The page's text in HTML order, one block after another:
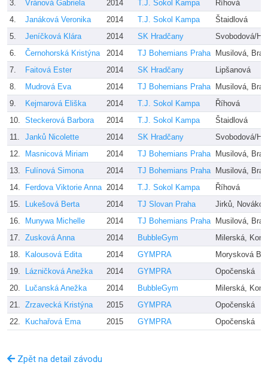
3.
Vránová Gabriela 2014 T.J. Sokol Kampa
Říhová
4.
Janáková Veronika 2014 T.J. Sokol Kampa
Štaidlová
5.
Jeníčková Klára 2014 SK Hradčany
Svobodová/
6.
Černohorská Kristýna 2014 TJ Bohemians Praha
Musilová,
7.
Faitová Ester 2014 SK Hradčany
Lipšanová
8.
Mudrová Eva 2014 TJ Bohemians Praha
Musilová,
9.
Kejmarová Eliška 2014 T.J. Sokol Kampa
Říhová
10. Steckerová Barbora 2014 T.J. Sokol Kampa
Štaidlová
11.
Janků Nicolette 2014 SK Hradčany
Svobodová/
12.
Masnicová Miriam 2014 TJ Bohemians Praha
Musilová,
13.
Fulínová Simona 2014 TJ Bohemians Praha
Musilová,
14.
Ferdova Viktorie Anna 2014 T.J. Sokol Kampa
Říhová
15.
Lukešová Berta 2014 TJ Slovan Praha
Jirků,
16.
Munywa Michelle 2014 TJ Bohemians Praha
Musilová,
17. Zusková Anna 2014 BubbleGym
Milerská,
18.
Kalousová Edita 2014 GYMPRA
Morysková B.
19.
Lázničková Anežka 2014 GYMPRA
Opočenská
20.
Lučanská Anežka 2014 BubbleGym
Milerská,
21. Zrzavecká Kristýna 2015 GYMPRA
Opočenská
22.
Kuchařová Ema 2015 GYMPRA Opočenská
Zpět na detail závodu